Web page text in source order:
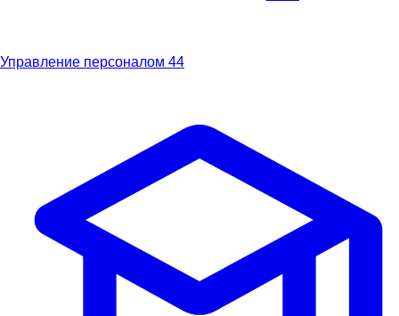
Управление персоналом 44